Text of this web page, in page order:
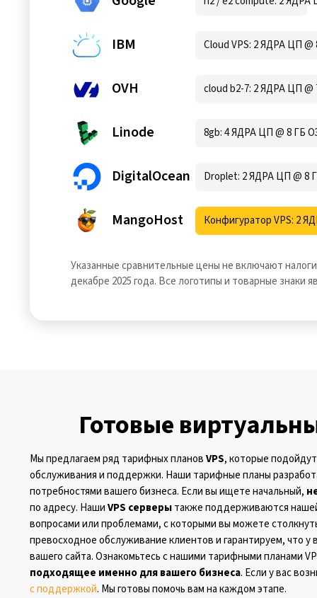
IBM Cloud VPS: 2 ЯДРА ЦП @
OVH cloud b2-7: 2 ЯДРА ЦП @
Linode 8gb: 4 ЯДРА ЦП @ 8 ГБ
DigitalOcean Droplet: 2 ЯДРА ЦП @ 8
MangoHost Конфигуратор VPS: 2
Указанные сравнительные цены не включают
декабре 2025 года. Все логотипы и товарные знаки
Готовые
Мы предлагаем ряд тарифных плановVPS, которые
обслуживания и поддержки. Наши тарифные планы
потребностями вашего бизнеса. Если вы ищете начальный,
по адресу. НашиVPS серверытакже поддерживаются
вопросами или проблемами, с которыми вы можете
превосходное обслуживание клиентов и гарантируем, что
вашего сайта. Ознакомьтесь с нашими тарифными планами
подходящее именно для вашего бизнеса. Если у вас
с поддержкой. Мы готовы помочь вам на каждом этапе.